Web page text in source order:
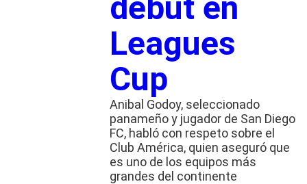
Leagues
Cup
Anibal Godoy, seleccionado
panameño y jugador de San Diego
FC, habló con respeto sobre el
Club América, quien aseguró que
es uno de los equipos más
grandes del continente